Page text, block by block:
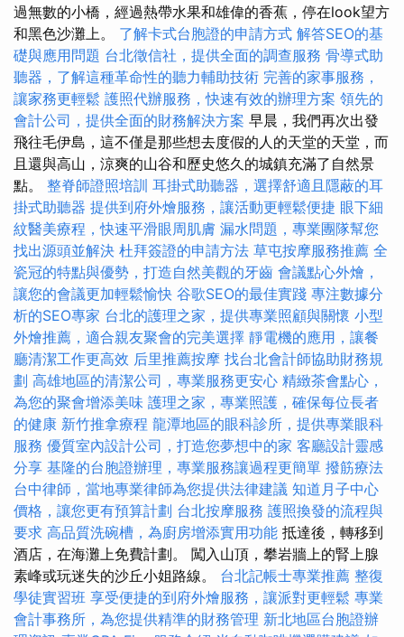
過無數的小橋，經過熱帶水果和雄偉的香蕉，停在look望方
和黑色沙灘上。 了解卡式台胞證的申請方式 解答SEO的基
礎與應用問題 台北徵信社，提供全面的調查服務 骨導式助
聽器，了解這種革命性的聽力輔助技術 完善的家事服務，
讓家務更輕鬆 護照代辦服務，快速有效的辦理方案 領先的
會計公司，提供全面的財務解決方案 早晨，我們再次出發
飛往毛伊島，這不僅是那些想去度假的人的天堂的天堂，而
且還與高山，涼爽的山谷和歷史悠久的城鎮充滿了自然景
點。 整脊師證照培訓 耳掛式助聽器，選擇舒適且隱蔽的耳
掛式助聽器 提供到府外燴服務，讓活動更輕鬆便捷 眼下細
紋醫美療程，快速平滑眼周肌膚 漏水問題，專業團隊幫您
找出源頭並解決 杜拜簽證的申請方法 草屯按摩服務推薦 全
瓷冠的特點與優勢，打造自然美觀的牙齒 會議點心外燴，
讓您的會議更加輕鬆愉快 谷歌SEO的最佳實踐 專注數據分
析的SEO專家 台北的護理之家，提供專業照顧與關懷 小型
外燴推薦，適合親友聚會的完美選擇 靜電機的應用，讓餐
廳清潔工作更高效 后里推薦按摩 找台北會計師協助財務規
劃 高雄地區的清潔公司，專業服務更安心 精緻茶會點心，
為您的聚會增添美味 護理之家，專業照護，確保每位長者
的健康 新竹推拿療程 龍潭地區的眼科診所，提供專業眼科
服務 優質室內設計公司，打造您夢想中的家 客廳設計靈感
分享 基隆的台胞證辦理，專業服務讓過程更簡單 撥筋療法
台中律師，當地專業律師為您提供法律建議 知道月子中心
價格，讓您更有預算計劃 台北按摩服務 護照換發的流程與
要求 高品質洗碗槽，為廚房增添實用功能 抵達後，轉移到
酒店，在海灘上免費計劃。 闖入山頂，攀岩牆上的腎上腺
素峰或玩迷失的沙丘小姐路線。 台北記帳士專業推薦 整復
學徒實習班 享受便捷的到府外燴服務，讓派對更輕鬆 專業
會計事務所，為您提供精準的財務管理 新北地區台胞證辦